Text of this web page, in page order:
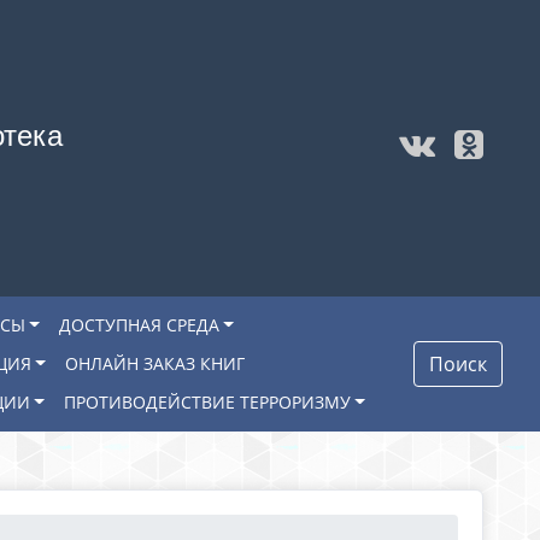
ДОСТУПНАЯ СРЕДА
ОНЛАЙН ЗАКАЗ КНИГ
ПРОТИВОДЕЙСТВИЕ ТЕРРОРИЗМУ
Поиск